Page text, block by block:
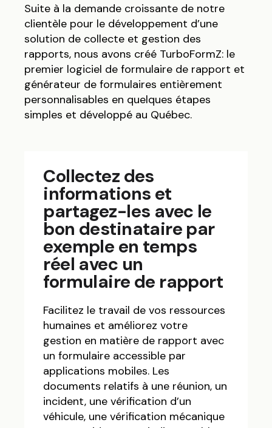
Suite à la demande croissante de notre
clientèle pour le développement d’une
solution de collecte et gestion des
rapports, nous avons créé TurboFormZ: le
premier logiciel de formulaire de rapport et
générateur de formulaires entièrement
personnalisables en quelques étapes
simples et développé au Québec.
Collectez des
informations et
partagez-les avec le
bon destinataire par
exemple en temps
réel avec un
formulaire de rapport
Facilitez le travail de vos ressources
humaines et améliorez votre
gestion en matière de rapport avec
un formulaire accessible par
applications mobiles. Les
documents relatifs à une réunion, un
incident, une vérification d’un
véhicule, une vérification mécanique